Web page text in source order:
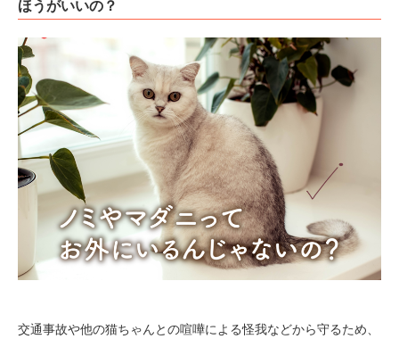
ほうがいいの？
交通事故や他の猫ちゃんとの喧嘩による怪我などから守るため、